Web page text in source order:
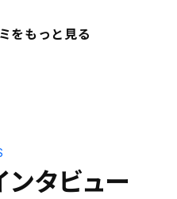
な対応とレス
AIにより大量
るようだが、基
件の中からし
をもっと見る
タビュー